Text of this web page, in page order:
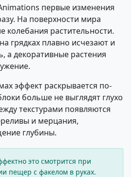
первые изменения
На поверхности мира
колебания растительности.
грядках плавно исчезают и
а декоративные растения
эффект раскрывается по-
больше не выглядят глухо
текстурами появляются
и мерцания,
глубины.
это смотрится при
пещер с факелом в руках.